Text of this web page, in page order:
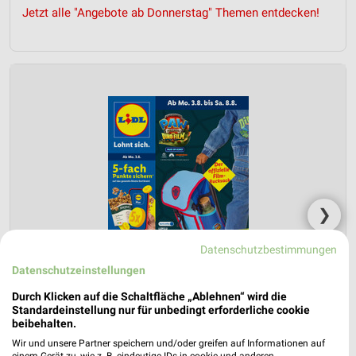
Jetzt alle "Angebote ab Donnerstag" Themen entdecken!
❯
Datenschutzbestimmungen
Datenschutzeinstellungen
Durch Klicken auf die Schaltfläche „Ablehnen“ wird die
Standardeinstellung nur für unbedingt erforderliche cookie
beibehalten.
Wir und unsere Partner speichern und/oder greifen auf Informationen auf